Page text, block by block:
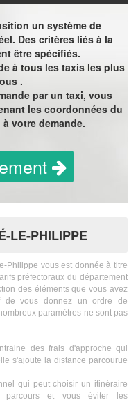
un système de
Des critères liés à la
être spécifiés.
à tous les taxis les plus
.
par un taxi, vous
les coordonnées du
votre demande.
LE-PHILIPPE
Philippe vous est donnée à titre
préfectoraux du département
des éléments que vous avez
de vous donnez un ordre de
paramètres ne sont pas
des frais d'approche qui
s'ajoute la distance parcourue
qui peut choisir un itinéraire
parcours et vous éviter les